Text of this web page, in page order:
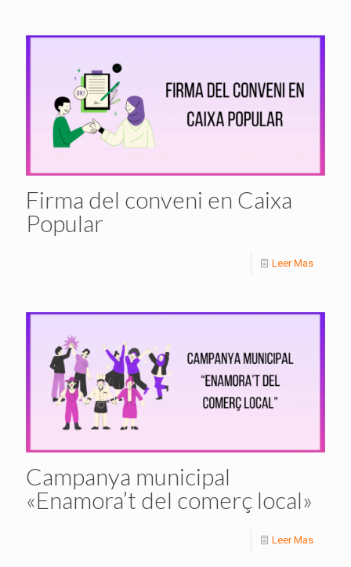
Firma del conveni en Caixa
Popular
Leer Mas
Campanya municipal
«Enamora’t del comerç local»
Leer Mas